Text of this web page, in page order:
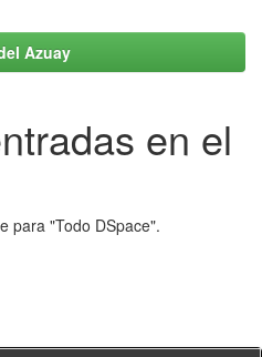
Azuay
en el
para "Todo DSpace".